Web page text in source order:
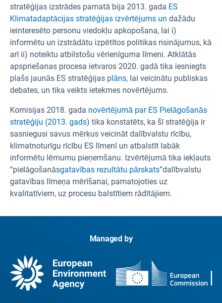
stratēģijas izstrādes pamatā bija 2013. gada ES
Klimatadaptācijas stratēģijas izvērtējums un dažādu
ieinteresēto personu viedokļu apkopošana, lai i)
informētu un izstrādātu izpētītos politikas risinājumus, kā
arī ii) noteiktu atbilstošu vērienīguma līmeni. Atklātās
apspriešanas procesa ietvaros 2020. gadā tika iesniegts
plašs jaunās ES stratēģijas plāns, lai veicinātu publiskas
debates, un tika veikts ietekmes novērtējums.
Komisijas 2018. gada novērtējumā par ES Pielāgošanās
stratēģiju (2013. gads) tika konstatēts, ka šī stratēģija ir
sasniegusi savus mērķus veicināt dalībvalstu rīcību,
klimatnoturīgu rīcību ES līmenī un atbalstīt labāk
informētu lēmumu pieņemšanu. Izvērtējumā tika iekļauts
“pielāgošanāsgatavības rezultātu pārskats”dalībvalstu
gatavības līmeņa mērīšanai, pamatojoties uz
kvalitatīviem, uz procesu balstītiem rādītājiem.
Managed by